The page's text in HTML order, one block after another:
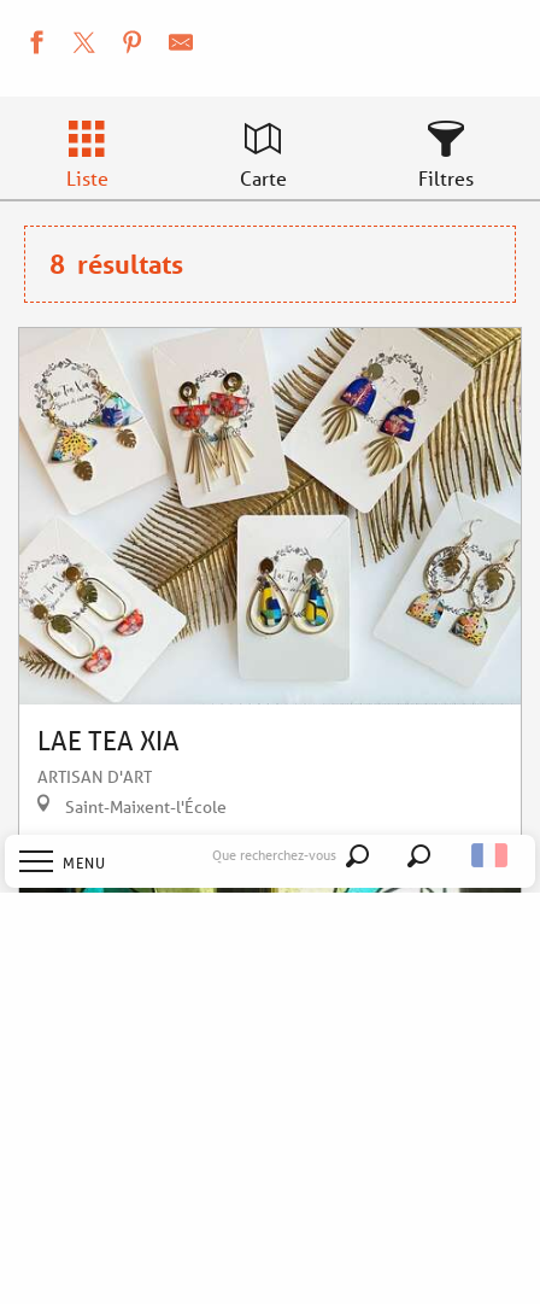
MENU Que recherchez-vous
Recherche
Liste Carte Filtres
8 résultats
LAE TEA XIA
ARTISAN D'ART
Saint-Maixent-l'École